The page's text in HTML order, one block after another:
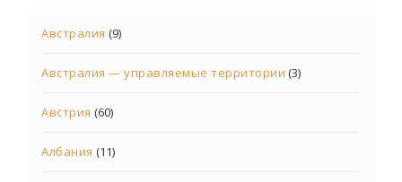
Австралия (9)
Австралия — управляемые территории (3)
Австрия (60)
Албания (11)